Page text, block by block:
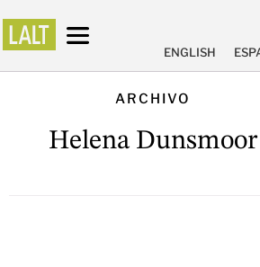
ENGLISH
ARCHIVO
Helena Dunsmoor